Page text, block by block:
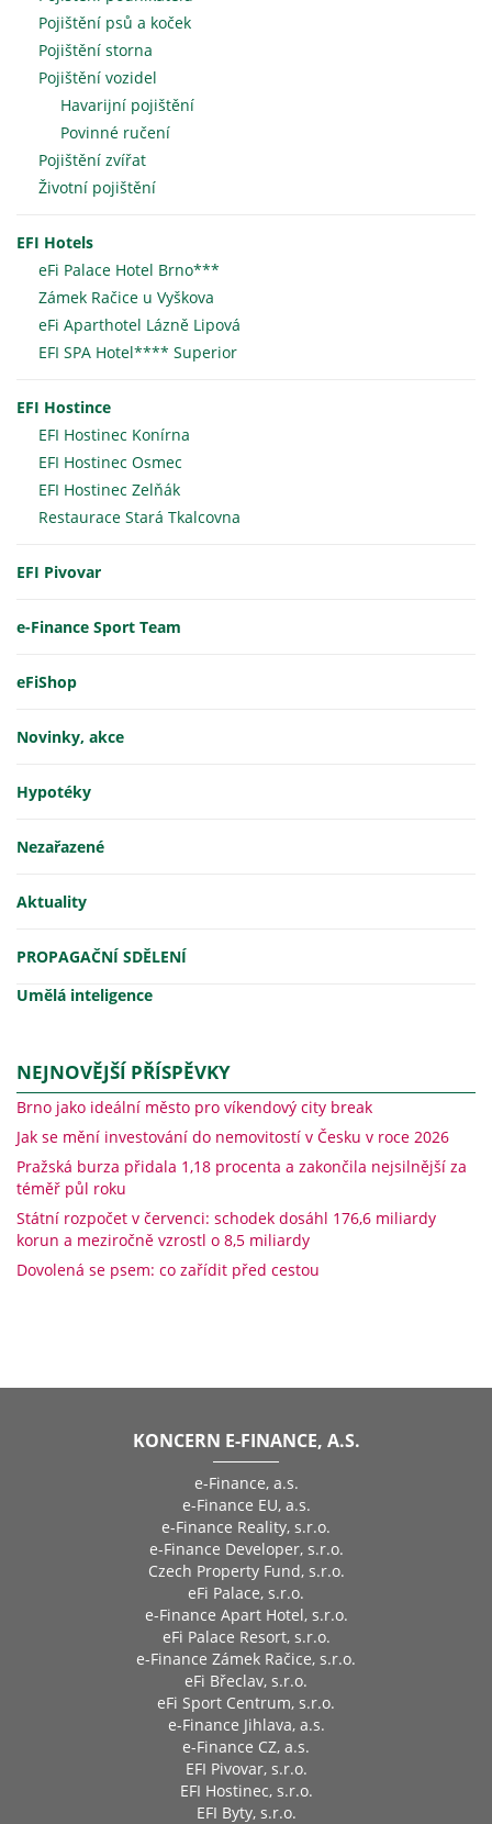
Pojištění psů a koček
Pojištění storna
Pojištění vozidel
Havarijní pojištění
Povinné ručení
Pojištění zvířat
Životní pojištění
EFI Hotels
eFi Palace Hotel Brno***
Zámek Račice u Vyškova
eFi Aparthotel Lázně Lipová
EFI SPA Hotel**** Superior
EFI Hostince
EFI Hostinec Konírna
EFI Hostinec Osmec
EFI Hostinec Zelňák
Restaurace Stará Tkalcovna
EFI Pivovar
e-Finance Sport Team
eFiShop
Novinky, akce
Hypotéky
Nezařazené
Aktuality
PROPAGAČNÍ SDĚLENÍ
Umělá inteligence
NEJNOVĚJŠÍ PŘÍSPĚVKY
Brno jako ideální město pro víkendový city break
Jak se mění investování do nemovitostí v Česku v roce 2026
Pražská burza přidala 1,18 procenta a zakončila nejsilnější za
téměř půl roku
Státní rozpočet v červenci: schodek dosáhl 176,6 miliardy
korun a meziročně vzrostl o 8,5 miliardy
Dovolená se psem: co zařídit před cestou
KONCERN E-FINANCE, A.S.
e-Finance, a.s.
e-Finance EU, a.s.
e-Finance Reality, s.r.o.
e-Finance Developer, s.r.o.
Czech Property Fund, s.r.o.
eFi Palace, s.r.o.
e-Finance Apart Hotel, s.r.o.
eFi Palace Resort, s.r.o.
e-Finance Zámek Račice, s.r.o.
eFi Břeclav, s.r.o.
eFi Sport Centrum, s.r.o.
e-Finance Jihlava, a.s.
e-Finance CZ, a.s.
EFI Pivovar, s.r.o.
EFI Hostinec, s.r.o.
EFI Byty, s.r.o.